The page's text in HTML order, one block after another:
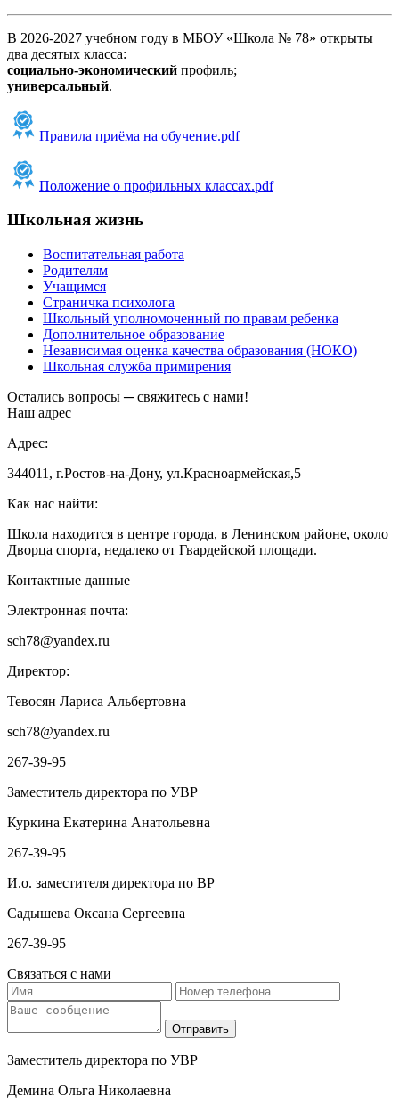
В 2026-2027 учебном году в МБОУ «Школа № 78» открыты
два десятых класса:
социально-экономический профиль;
универсальный.
Правила приёма на обучение.pdf
Положение о профильных классах.pdf
Школьная жизнь
Воспитательная работа
Родителям
Учащимся
Страничка психолога
Школьный уполномоченный по правам ребенка
Дополнительное образование
Независимая оценка качества образования (НОКО)
Школьная служба примирения
Остались вопросы ─ свяжитесь с нами!
Наш адрес
Адрес:
344011, г.Ростов-на-Дону, ул.Красноармейская,5
Как нас найти:
Школа находится в центре города, в Ленинском районе, около
Дворца спорта, недалеко от Гвардейской площади.
Контактные данные
Электронная почта:
sch78@yandex.ru
Директор:
Тевосян Лариса Альбертовна
sch78@yandex.ru
267-39-95
Заместитель директора по УВР
Куркина Екатерина Анатольевна
267-39-95
И.о. заместителя директора по ВР
Садышева Оксана Сергеевна
267-39-95
Связаться с нами
Заместитель директора по УВР
Демина Ольга Николаевна